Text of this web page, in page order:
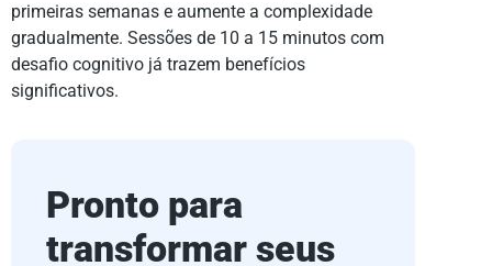
primeiras semanas e aumente a complexidade
gradualmente. Sessões de 10 a 15 minutos com
desafio cognitivo já trazem benefícios
significativos.
Pronto para
transformar seus